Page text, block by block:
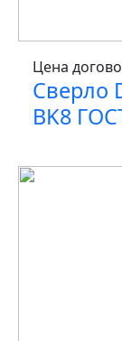
Цена
Сверло
BK8